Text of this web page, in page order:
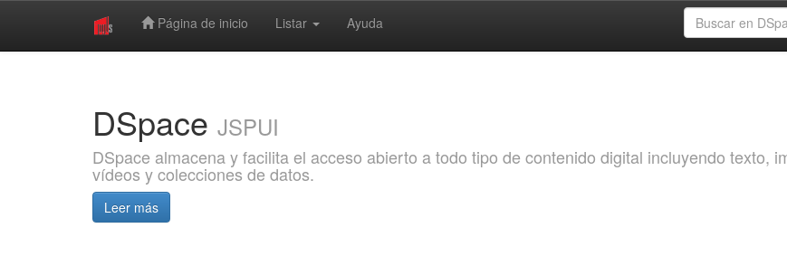
Página de inicio Listar Ayuda
DSpace JSPUI
DSpace almacena y facilita el acceso abierto a todo tipo de contenido digital incluyendo texto,
vídeos y colecciones de datos.
Leer más